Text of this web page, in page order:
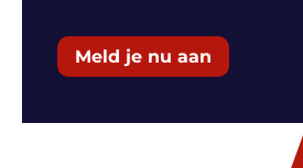
Meld je nu aan